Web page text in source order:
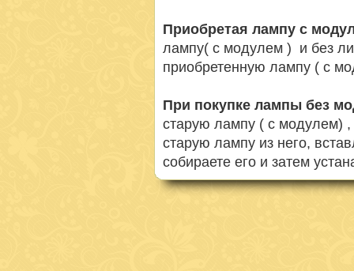
Приобретая лампу с
лампу( с модулем ) и без
приобретенную лампу ( с
При покупке лампы без
старую лампу ( с модулем) ,
старую лампу из него,
собираете его и затем